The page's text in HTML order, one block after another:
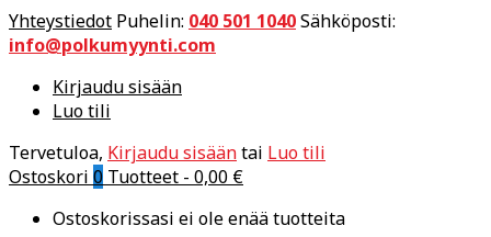
Yhteystiedot Puhelin: 040 501 1040Sähköposti:
info@polkumyynti.com
Kirjaudu sisään
Luo tili
Tervetuloa, Kirjaudu sisääntai Luo tili
Ostoskori 0 Tuotteet - 0,00 €
Ostoskorissasi ei ole enää tuotteita